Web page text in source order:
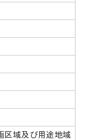
域及び用途地域